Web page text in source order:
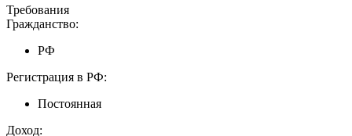
Требования
Гражданство:
РФ
Регистрация в РФ:
Постоянная
Доход: